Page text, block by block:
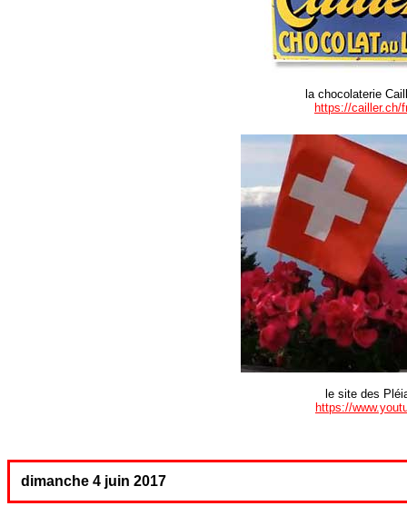
la chocolaterie
https://cailler.ch/
le site des
https://
dimanche 4 juin 2017